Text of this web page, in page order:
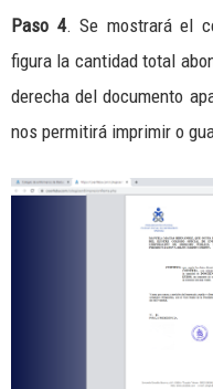
Paso 4. Se mostrará el
figura la cantidad total
derecha del documento
nos permitirá imprimir o